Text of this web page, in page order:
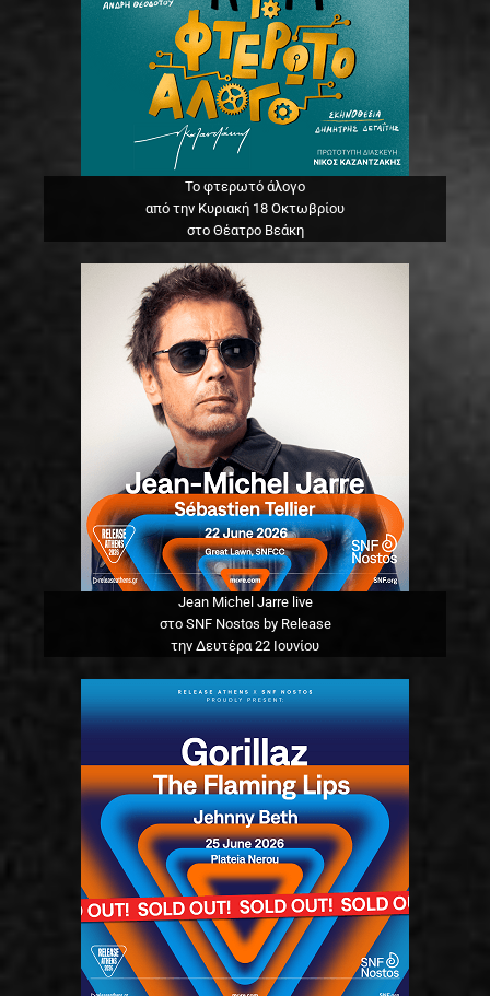
Το φτερωτό άλογο
από την Κυριακή 18 Οκτωβρίου
στο Θέατρο Βεάκη
Jean Michel Jarre live
στο SNF Nostos by Release
την Δευτέρα 22 Ιουνίου